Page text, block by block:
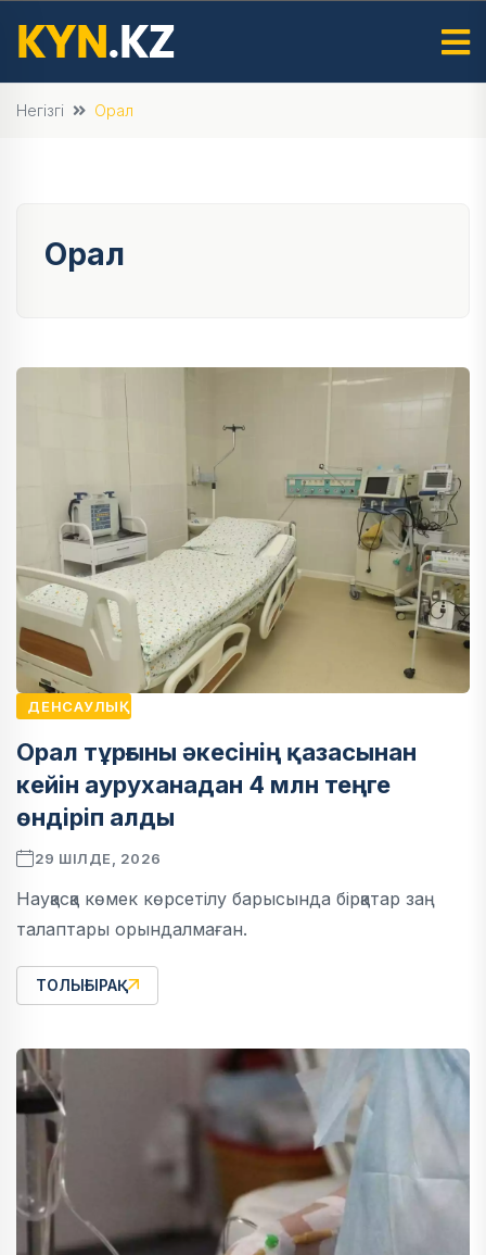
Негізгі Орал
Орал
ДЕНСАУЛЫҚ
Орал тұрғыны әкесінің қазасынан
кейін ауруханадан 4 млн теңге
өндіріп алды
29 ШІЛДЕ, 2026
Науқасқа көмек көрсетілу барысында бірқатар заң
талаптары орындалмаған.
ТОЛЫҒЫРАҚ